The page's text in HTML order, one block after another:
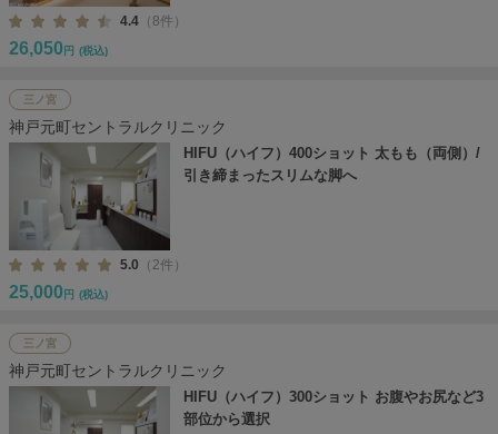
4.4 （8件）
26,050 円 (税込)
三ノ宮
神戸元町セントラルクリニック
HIFU（ハイフ）400ショット 太もも（両側）/
引き締まったスリムな脚へ
5.0 （2件）
25,000 円 (税込)
三ノ宮
神戸元町セントラルクリニック
HIFU（ハイフ）300ショット お腹やお尻など3
部位から選択